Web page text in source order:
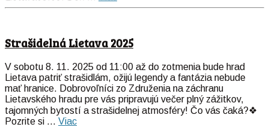
Strašidelná Lietava 2025
V sobotu 8. 11. 2025 od 11:00 až do zotmenia bude hrad
Lietava patriť strašidlám, ožijú legendy a fantázia nebude
mať hranice. Dobrovoľníci zo Združenia na záchranu
Lietavského hradu pre vás pripravujú večer plný zážitkov,
tajomných bytostí a strašidelnej atmosféry! Čo vás čaká?❖
Pozrite si ... Viac